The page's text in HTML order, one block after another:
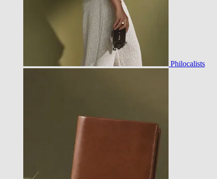
Philocalists